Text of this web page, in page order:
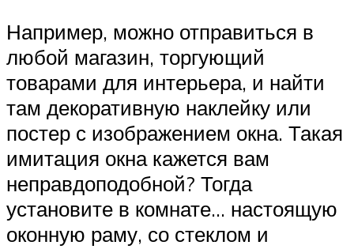
Например, можно отправиться в
любой магазин, торгующий
товарами для интерьера, и найти
там декоративную наклейку или
постер с изображением окна. Такая
имитация окна кажется вам
неправдоподобной? Тогда
установите в комнате… настоящую
оконную раму, со стеклом и